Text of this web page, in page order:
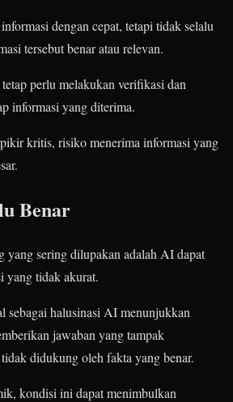
dengan cepat, tetapi tidak selalu
tersebut benar atau relevan.
perlu melakukan verifikasi dan
informasi yang diterima.
kritis, risiko menerima informasi yang
Benar
yang sering dilupakan adalah AI dapat
yang tidak akurat.
sebagai halusinasi AI menunjukkan
jawaban yang tampak
didukung oleh fakta yang benar.
kondisi ini dapat menimbulkan